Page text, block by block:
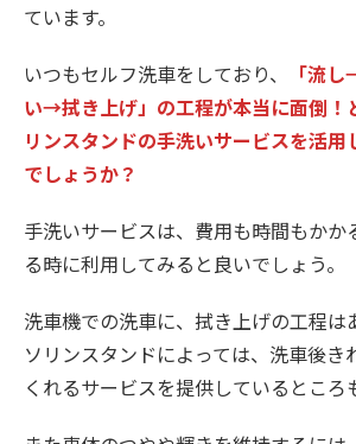
ています。
いつもセルフ洗車をしており、
「流
い→拭き上げ」の工程が本当に面倒！
リンスタンドの手洗いサービスを活用
でしょうか？
手洗いサービスは、費用も時間もかか
る時に利用してみると良いでしょう。
洗車機での洗車に、拭き上げの工程は
ソリンスタンドによっては、洗車後き
くれるサービスを提供しているところ